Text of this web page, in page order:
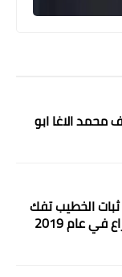
محمد الاغا ابو
ثبات الخطيب تفك
لغز الزهايمر وتتوج ببراءة اختراع في عام 2019